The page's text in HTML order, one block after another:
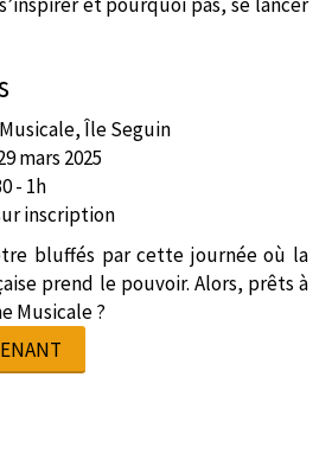
Île Seguin
mars 2025
- 1h
inscription
bluffés par cette journée où la
prend le pouvoir. Alors, prêts à
Musicale ?